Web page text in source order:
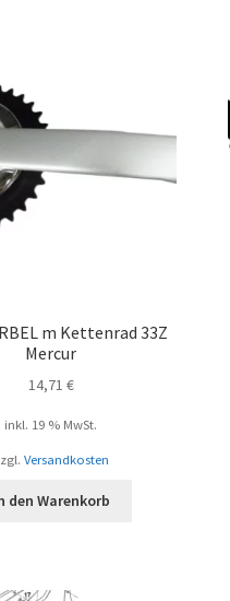
m Kettenrad 33Z
Mercur
14,71 €
inkl. 19 % MwSt.
Versandkosten
den Warenkorb